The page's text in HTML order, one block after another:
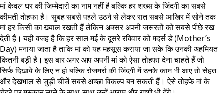
मां केवल घर की जिम्मेदारी का नाम नहीं है बल्कि हर शख्स के जिंदगी का सबसे
कीमती तोहफा है। सुबह सबसे पहले उठने से लेकर रात सबसे आखिर में सोने तक
मां हर किसी का ख्याल रखती हैं लेकिन अक्सर अपनी जरूरतों को सबसे पीछे रख
देती हैं। यही वजह है कि हर साल मई के दूसरे रविवार को मदर्स डे (Mother’s
Day) मनाया जाता है ताकि मां को यह महसूस कराया जा सके कि उनकी अहमियत
कितनी बड़ी है। इस बार अगर आप अपनी मां को ऐसा तोहफा देना चाहते हैं जो
सिर्फ दिखावे के लिए न हो बल्कि रोजमर्रा की जिंदगी में उनके काम भी आए तो सेहत
और देखभाल से जुड़ी चीजें सबसे अच्छा विकल्प बन सकती हैं। ऐसे तोहफे मां के